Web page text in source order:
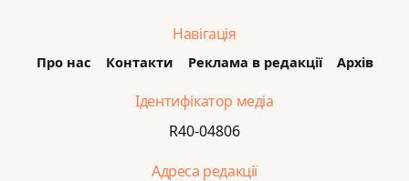
Навігація
Про нас Контакти Реклама в редакції Архів
Ідентифікатор медіа
R40-04806
Адреса редакції